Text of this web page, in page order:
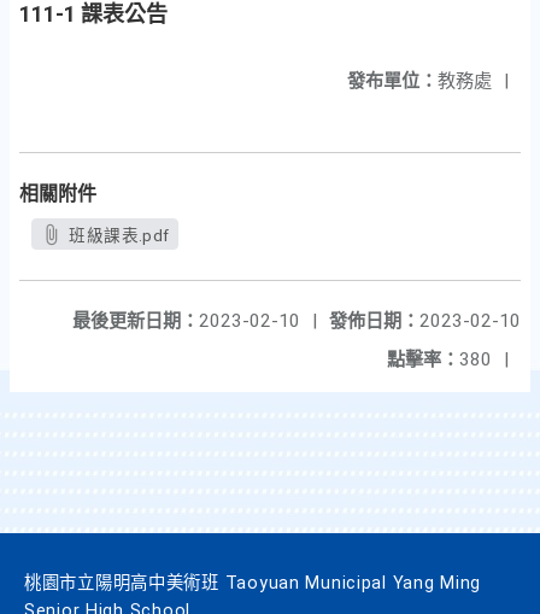
111-1 課表公告
發布單位： 教務處 |
相關附件
班級課表.pdf
發佈日期： 2023-02-10
最後更新日期： 2023-02-10
|
點擊率： 380 |
桃園市立陽明高中美術班 Taoyuan Municipal Yang Ming